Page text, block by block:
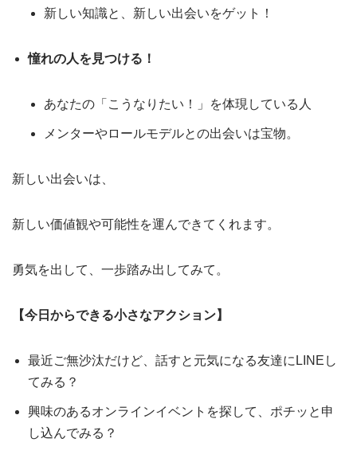
新しい知識と、新しい出会いをゲット！
憧れの人を見つける！
あなたの「こうなりたい！」を体現している人
メンターやロールモデルとの出会いは宝物。
新しい出会いは、
新しい価値観や可能性を運んできてくれます。
勇気を出して、一歩踏み出してみて。
【今日からできる小さなアクション】
最近ご無沙汰だけど、話すと元気になる友達にLINEし
てみる？
興味のあるオンラインイベントを探して、ポチッと申
し込んでみる？